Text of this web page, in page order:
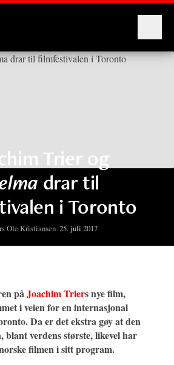
Trier og
drar til
i Toronto
Ole Kristiansen 25. juli 2017
påJoachim Triers nye film,
i veien for en internasjonal
Da er det ekstra gøy at den
blant verdens største, likevel har
filmen i sitt program.